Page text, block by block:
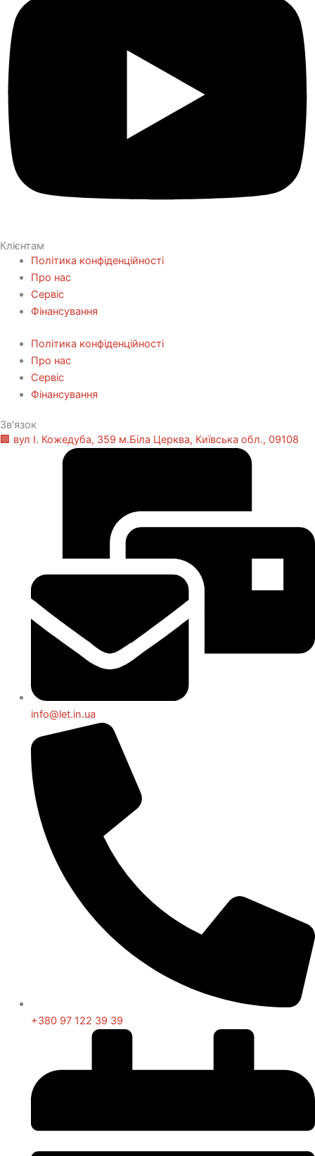
Клієнтам
Політика конфіденційності
Про нас
Сервіс
Фінансування
Політика конфіденційності
Про нас
Сервіс
Фінансування
Зв'язок
🏢 вул І. Кожедуба, 359 м.Біла Церква, Київська обл., 09108
info@let.in.ua
+380 97 122 39 39